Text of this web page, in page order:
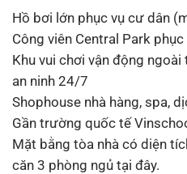
Hồ bơi lớn phục vụ cư dân
Công viên Central Park
Khu vui chơi vận động
an ninh 24/7
Shophouse nhà hàng, spa,
Gần trường quốc tế
Mặt bằng tòa nhà có diện
căn 3 phòng ngủ tại đây.